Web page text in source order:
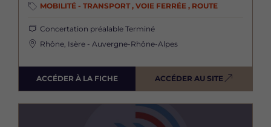
MOBILITÉ - TRANSPORT , VOIE FERRÉE , ROUTE
Concertation préalable Terminé
Rhône, Isère - Auvergne-Rhône-Alpes
ACCÉDER À LA FICHE ACCÉDER AU SITE